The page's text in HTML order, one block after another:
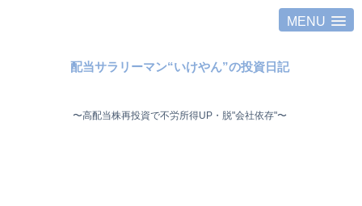
MENU
配当サラリーマン“いけやん”の投資日記 ​
〜高配当株再投資で不労所得UP・脱"会社依存"〜 ​